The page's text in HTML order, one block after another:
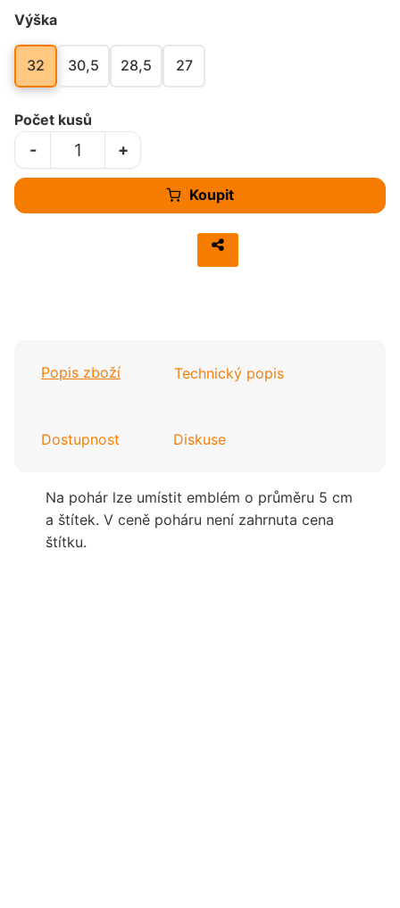
Výška
32 30,5 28,5 27
Koupit
Počet kusů
+
-
Popis zboží Technický popis
Dostupnost Diskuse
Na pohár lze umístit emblém o průměru 5 cm
a štítek. V ceně poháru není zahrnuta cena
štítku.